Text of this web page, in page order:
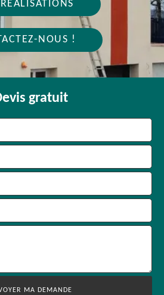
NOUS !
gratuit